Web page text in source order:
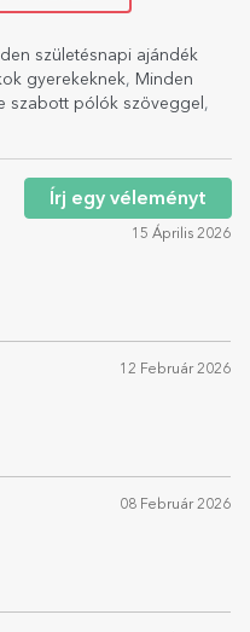
születésnapi ajándék
gyerekeknek, Minden
szabott pólók szöveggel ,
Írj egy véleményt
15 Április 2026
12 Február 2026
08 Február 2026